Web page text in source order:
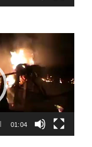
01:04